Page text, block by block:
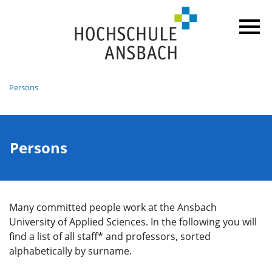
Persons
Persons
Many committed people work at the Ansbach
University of Applied Sciences. In the following you will
find a list of all staff* and professors, sorted
alphabetically by surname.